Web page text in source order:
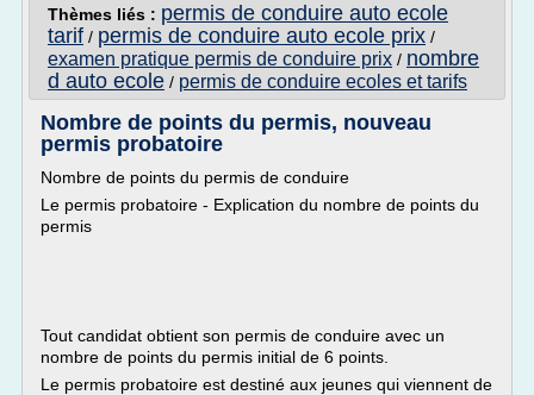
Thèmes liés : permis de conduire auto ecole
tarif / permis de conduire auto ecole prix /
examen pratique permis de conduire prix / nombre
d auto ecole / permis de conduire ecoles et tarifs
Nombre de points du permis, nouveau
permis probatoire
Nombre de points du permis de conduire
Le permis probatoire - Explication du nombre de points du
permis
Tout candidat obtient son permis de conduire avec un
nombre de points du permis initial de 6 points.
Le permis probatoire est destiné aux jeunes qui viennent de